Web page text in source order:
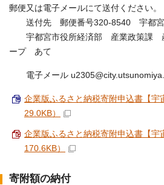
郵便又は電子メールにて送付ください。
送付先 郵便番号320-8540 宇都宮
宇都宮市役所経済部 産業政策課 産
ープ あて
電子メール
企業版ふるさと納税寄附申込書【宇
29.0KB）
企業版ふるさと納税寄附申込書【宇
170.6KB）
寄附額の納付